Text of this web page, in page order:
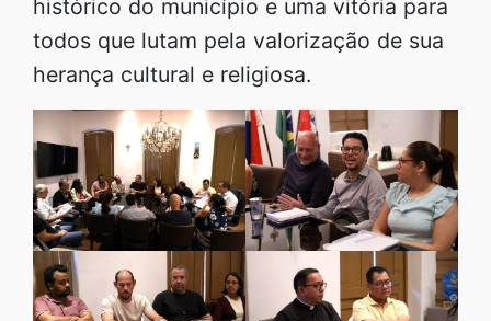
histórico do município e uma vitória para
todos que lutam pela valorização de sua
herança cultural e religiosa.